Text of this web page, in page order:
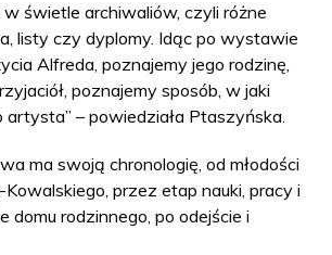
świetle archiwaliów, czyli różne
listy czy dyplomy. Idąc po wystawie
Alfreda, poznajemy jego rodzinę,
poznajemy sposób, w jaki
artysta” – powiedziała Ptaszyńska.
ma swoją chronologię, od młodości
przez etap nauki, pracy i
domu rodzinnego, po odejście i